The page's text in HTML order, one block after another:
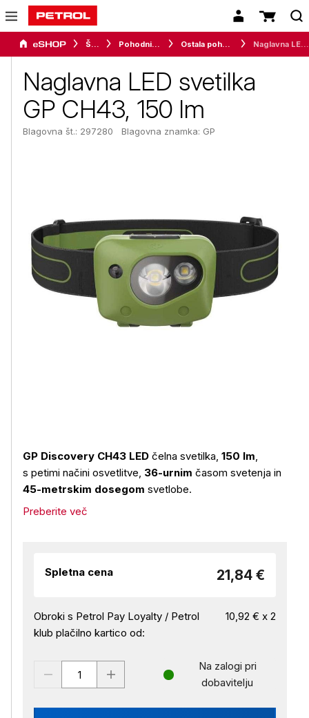
Šport Pohodništvo Ostala pohodniška oprema
Naglavna LED svetilka
GP CH43, 150 lm
Blagovna št.: 297280 Blagovna znamka: GP
GP Discovery CH43 LED čelna svetilka, 150 lm,
s petimi načini osvetlitve, 36-urnim časom svetenja in
45-metrskim dosegom svetlobe.
Preberite več
Spletna cena 21,84 €
Obroki s Petrol Pay Loyalty / Petrol
klub plačilno kartico od:
10,92 € x 2
Na zalogi pri
dobavitelju